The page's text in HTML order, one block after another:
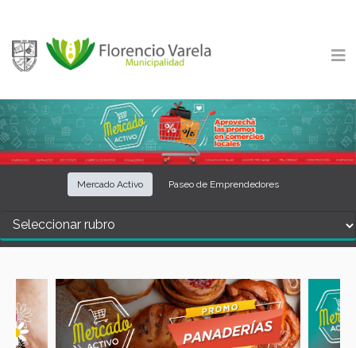
Mercado Activo Paseo de Emprendedores